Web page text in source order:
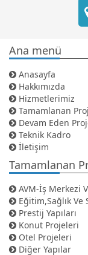
Ana menü
Anasayfa
Hakkımızda
Hizmetlerimiz
Tamamlanan
Devam Eden
Teknik Kadro
İletişim
Tamamlanan
AVM-İş Merkezi
Eğitim,Sağlık Ve
Prestij Yapıları
Konut Projeleri
Otel Projeleri
Diğer Yapılar